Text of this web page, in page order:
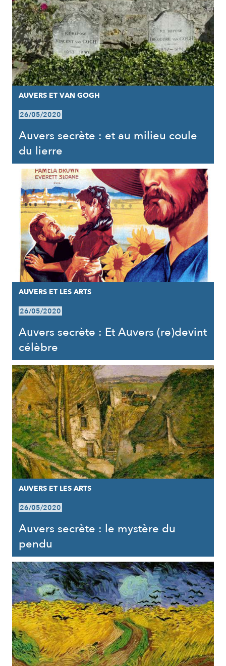
AUVERS ET VAN GOGH
26/05/2020
Auvers secrète : et au milieu coule
du lierre
AUVERS ET LES ARTS
26/05/2020
Auvers secrète : Et Auvers (re)devint
célèbre
AUVERS ET LES ARTS
26/05/2020
Auvers secrète : le mystère du
pendu